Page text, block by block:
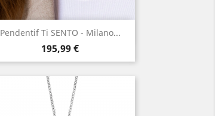
Pendentif Ti SENTO - Milano...
Prix
195,99 €
Aperçu rapide